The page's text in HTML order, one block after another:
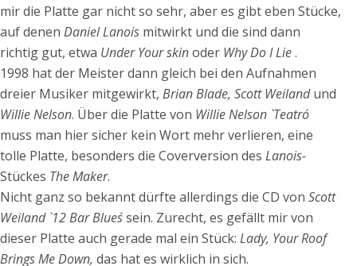
mir die Platte gar nicht so sehr, aber es gibt eben Stücke,
auf denen Daniel Lanois mitwirkt und die sind dann
richtig gut, etwa Under Your skinoder Why Do I Lie.
1998 hat der Meister dann gleich bei den Aufnahmen
dreier Musiker mitgewirkt, Brian Blade, Scott Weilandund
Willie Nelson. Über die Platte von Willie Nelson `Teatro´
muss man hier sicher kein Wort mehr verlieren, eine
tolle Platte, besonders die Coverversion des Lanois-
Stückes The Maker.
Nicht ganz so bekannt dürfte allerdings die CD von Scott
Weiland `12 Bar Blues´sein. Zurecht, es gefällt mir von
dieser Platte auch gerade mal ein Stück: Lady, Your Roof
Brings Me Down, das hat es wirklich in sich.